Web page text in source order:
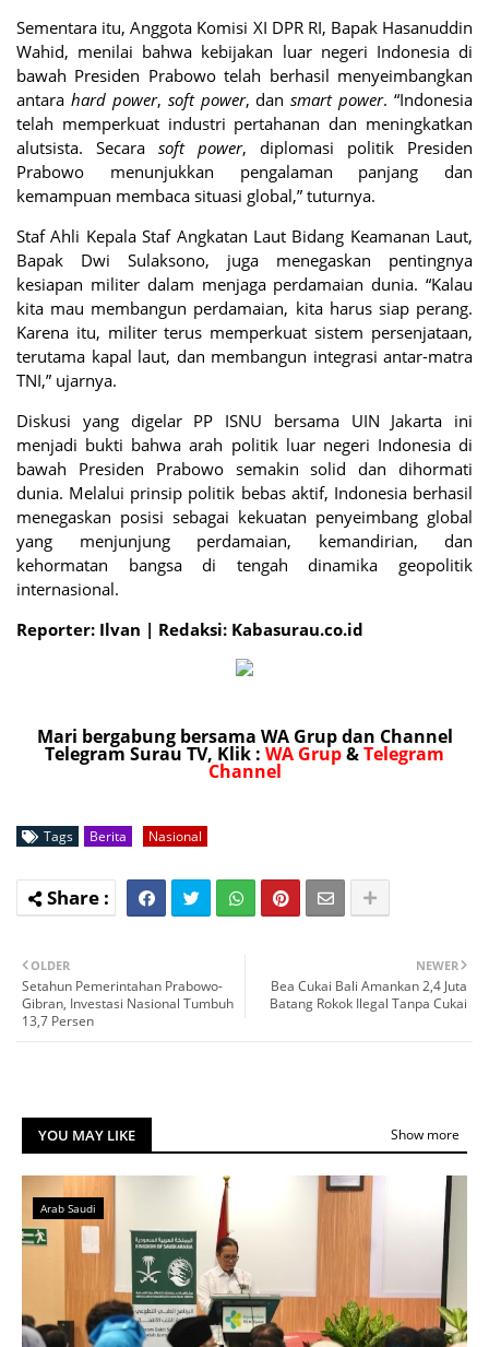
Sementara itu, Anggota Komisi XI DPR RI, Bapak Hasanuddin
Wahid, menilai bahwa kebijakan luar negeri Indonesia di
bawah Presiden Prabowo telah berhasil menyeimbangkan
antara hard power, soft power, dansmart power. “Indonesia
telah memperkuat industri pertahanan dan meningkatkan
alutsista. Secara soft power, diplomasi politik Presiden
Prabowo menunjukkan pengalaman panjang dan
kemampuan membaca situasi global,” tuturnya.
Staf Ahli Kepala Staf Angkatan Laut Bidang Keamanan Laut,
Bapak Dwi Sulaksono, juga menegaskan pentingnya
kesiapan militer dalam menjaga perdamaian dunia. “Kalau
kita mau membangun perdamaian, kita harus siap perang.
Karena itu, militer terus memperkuat sistem persenjataan,
terutama kapal laut, dan membangun integrasi antar-matra
TNI,” ujarnya.
Diskusi yang digelar PP ISNU bersama UIN Jakarta ini
menjadi bukti bahwa arah politik luar negeri Indonesia di
bawah Presiden Prabowo semakin solid dan dihormati
dunia. Melalui prinsip politik bebas aktif, Indonesia berhasil
menegaskan posisi sebagai kekuatan penyeimbang global
yang menjunjung perdamaian, kemandirian, dan
kehormatan bangsa di tengah dinamika geopolitik
internasional.
Reporter: Ilvan | Redaksi: Kabasurau.co.id
Mari bergabung bersama WA Grup dan Channel
Telegram Surau TV, Klik : WA Grup&Telegram
Channel
Tags Berita Nasional
NEWER
Bea Cukai Bali Amankan 2,4 Juta
Batang Rokok Ilegal Tanpa Cukai
OLDER
Setahun Pemerintahan Prabowo-
Gibran, Investasi Nasional Tumbuh
13,7 Persen
YOU MAY LIKE Show more
Arab Saudi